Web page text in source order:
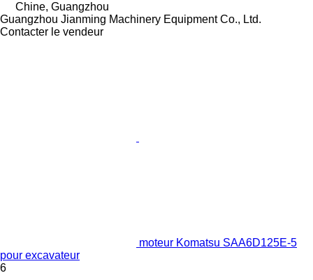
Chine, Guangzhou
Guangzhou Jianming Machinery Equipment Co., Ltd.
Contacter le vendeur
moteur Komatsu SAA6D125E-5
pour excavateur
6